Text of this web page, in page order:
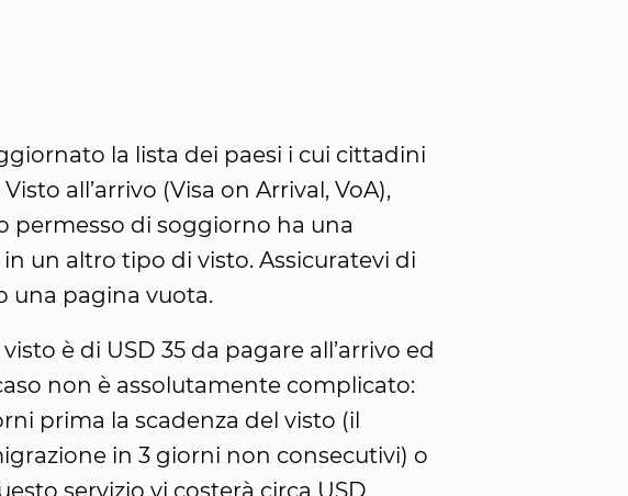
la lista dei paesi i cui cittadini
all’arrivo (Visa on Arrival, VoA),
permesso di soggiorno ha una
un altro tipo di visto. Assicuratevi di
una pagina vuota.
è di USD 35 da pagare all’arrivo ed
non è assolutamente complicato:
prima la scadenza del visto (il
in 3 giorni non consecutivi) o